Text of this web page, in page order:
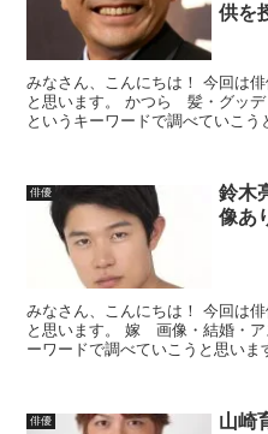
供を
みなさん、こんにちは！ 今回は
と思います。 かつら 髪・グッ
というキーワードで調べていこう
俳優
鈴木
像あ
みなさん、こんにちは！ 今回は
と思います。 嫁 画像・結婚・
ーワードで調べていこうと思いま
俳優
山崎